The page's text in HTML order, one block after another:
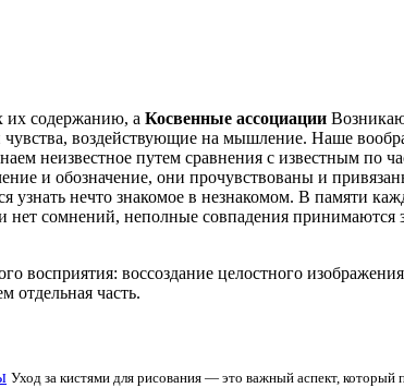
их содержанию, а Косвенные ассоциации
воздействующие на мышление. Наше
неизвестное путем сравнения с известным по
и обозначение, они прочувствованы и
нечто знакомое в незнакомом. В памяти
сомнений, неполные совпадения принимаются
восприятия: воссоздание целостного
отдельная часть.
Уход за кистями для рисования — это важный аспект,